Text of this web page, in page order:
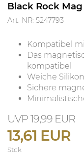
Black Rock
Art. NR: 5247793
Kompatibel
Das
kompatibel
Weiche
Sichere
19,99 EUR
13,61 EUR
Stck